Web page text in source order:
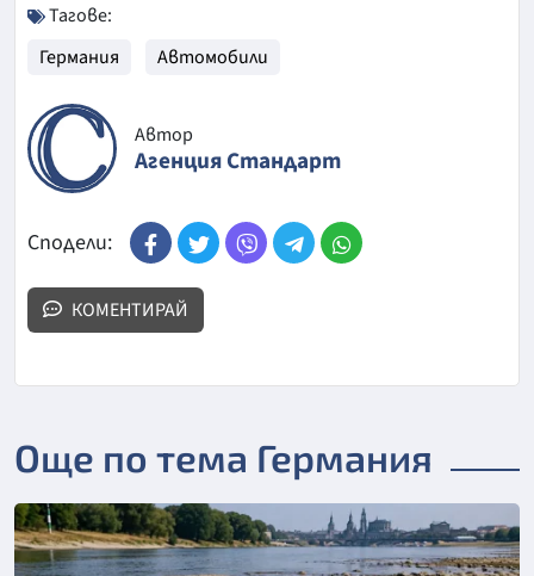
Тагове:
Германия
Автомобили
Автор
Агенция Стандарт
Сподели:
КОМЕНТИРАЙ
Още по тема Германия